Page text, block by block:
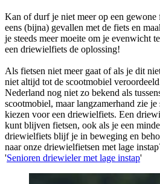
Kan of durf je niet meer op een gewone
eens (bijna) gevallen met de fiets en
je steeds meer moeite om je evenwicht
een driewielfiets de oplossing!
Als fietsen niet meer gaat of als je dit
niet altijd tot de scootmobiel
Nederland nog niet zo bekend als
scootmobiel, maar langzamerhand zie je
kiezen voor een driewielfiets. Een
kunt blijven fietsen, ook als je een
driewielfiets blijf je in beweging en
naar onze driewielfietsen met lage
'Senioren driewieler met lage instap'